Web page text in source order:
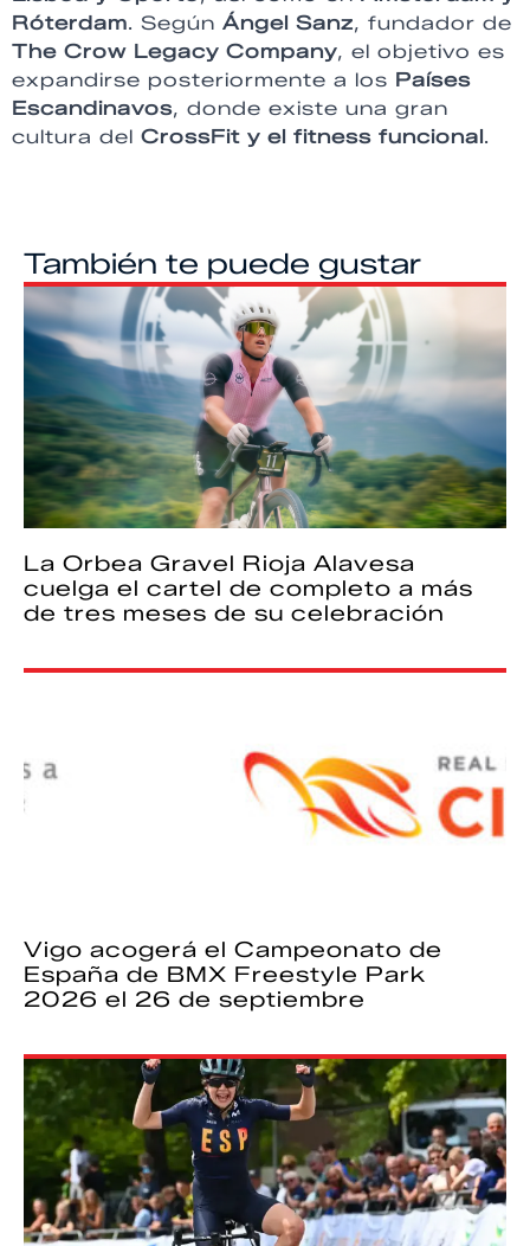
Róterdam. Según Ángel Sanz, fundador de
The Crow Legacy Company, el objetivo es
expandirse posteriormente a los Países
Escandinavos, donde existe una gran
cultura del CrossFit y el fitness funcional.
También te puede gustar
La Orbea Gravel Rioja Alavesa
cuelga el cartel de completo a más
de tres meses de su celebración
Vigo acogerá el Campeonato de
España de BMX Freestyle Park
2026 el 26 de septiembre